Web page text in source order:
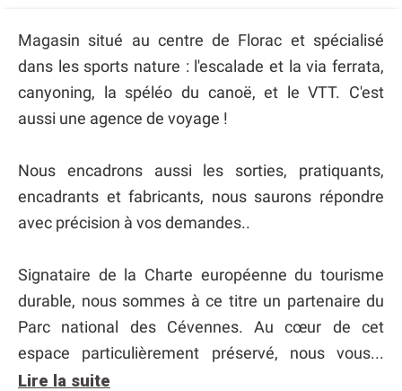
Magasin situé au centre de Florac et spécialisé
dans les sports nature : l'escalade et la via ferrata,
canyoning, la spéléo du canoë, et le VTT. C'est
aussi une agence de voyage !
Nous encadrons aussi les sorties, pratiquants,
encadrants et fabricants, nous saurons répondre
avec précision à vos demandes..
Signataire de la Charte européenne du tourisme
durable, nous sommes à ce titre un partenaire du
Parc national des Cévennes. Au cœur de cet
espace particulièrement préservé, nous vous...
Lire la suite